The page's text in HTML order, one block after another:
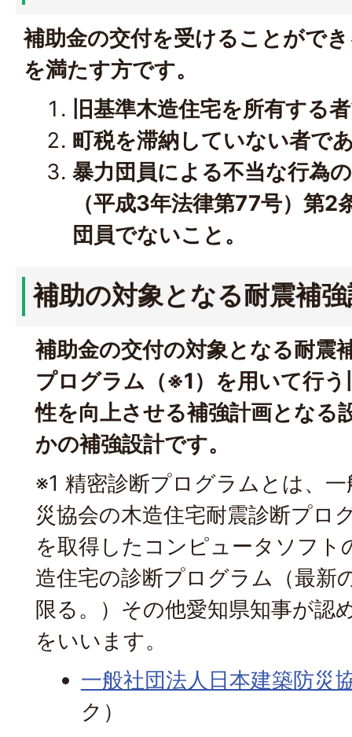
補助金の交付を受けることがで
を満たす方です。
旧基準木造住宅を所有する
町税を滞納していない者で
暴力団員による不当な行為
（平成3年法律第77号）第
団員でないこと。
補助の対象となる耐震補
補助金の交付の対象となる耐震
プログラム（※1）を用いて行う
性を向上させる補強計画となる
かの補強設計です。
※1 精密診断プログラムとは、
災協会の木造住宅耐震診断プロ
を取得したコンピュータソフト
造住宅の診断プログラム（最新
限る。）その他愛知県知事が認
をいいます。
一般社団法人日本建築防災
ク）